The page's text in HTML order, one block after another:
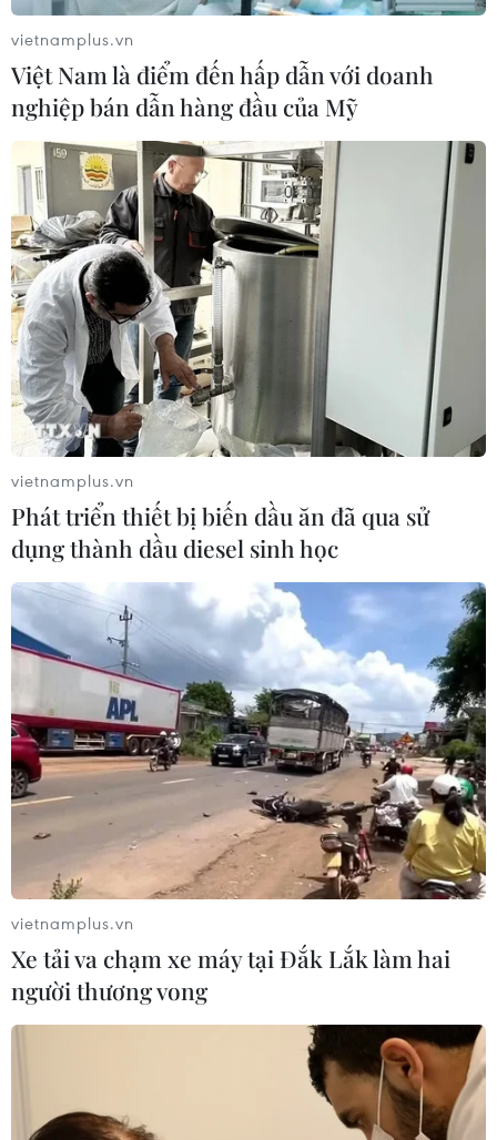
Thường trực Chính phủ họp về các dự án
BOT giao thông đường bộ
23/04/2018 13:23
Thủ tướng nhấn mạnh, cần tập trung khắc phục các tồn
tại, yếu kém, bất cập bao gồm thời gian thu, mức thu,
miễn giảm cho người dân khu vực.., nhất là loại bỏ chi
phí bất hợp lý của các trạm BOT.
Đẩy nhanh tiến độ dán thẻ thu phí không
dừng qua trạm BOT
11/08/2018 12:47
Bộ Giao thông Vận tải vừa có văn bản gửi Tổng cục
Đường bộ Việt Nam, các nhà đầu tư BOT yêu cầu đẩy
nhanh tiến độ sử dụng dịch vụ thu phí tự động không
dừng theo đúng lộ trình.
vietnamplus.vn
Việt Nam là điểm đến hấp dẫn với doanh
nghiệp bán dẫn hàng đầu của Mỹ
vietnamplus.vn
Phát triển thiết bị biến dầu ăn đã qua sử
dụng thành dầu diesel sinh học
vietnamplus.vn
Xe tải va chạm xe máy tại Đắk Lắk làm hai
người thương vong